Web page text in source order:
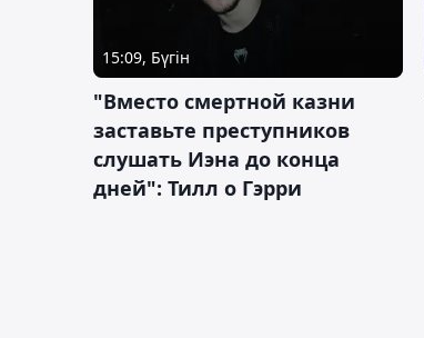
15:09, Бүгін
"Вместо смертной казни
заставьте преступников
слушать Иэна до конца
дней": Тилл о Гэрри